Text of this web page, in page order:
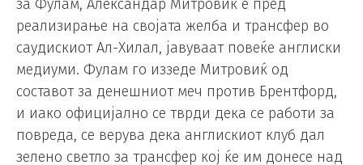
за Фулам, Александар Митровиќ е пред
реализирање на својата желба и трансфер во
саудискиот Ал-Хилал, јавуваат повеќе англиски
медиуми. Фулам го иззеде Митровиќ од
составот за денешниот меч против Брентфорд,
и иако официјално се тврди дека се работи за
повреда, се верува дека англискиот клуб дал
зелено светло за трансфер кој ќе им донесе над